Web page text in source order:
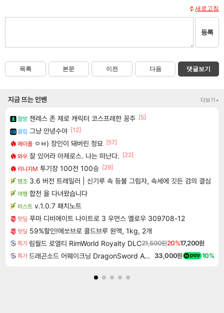
새로고침
등록
목록 본문 이전 다음 댓글보기
지금 뜨는 인벤 더보기+
짤방 젠레스 존 제로 캐릭터 코스프레한 꽁주 [5]
클립 그냥 안녕수야 [12]
메이플 ㅇㅂ) 장인이 돼버린 청묘 [57]
와우 잘 있어라 아제로스. 나는 떠난다. [22]
리니지M 투기장 100전 100승 [29]
명조 3.6 버전 트레일러 | 신기루 속 등불 그림자, 속세에 깃든 검의 결심
여행 합천 을 다녀왔습니다
비스트 v.1.0.7 패치노트
핫딜 푸마 디비에이트 나이트로 3 우먼스 옐로우 309708-12
핫딜 59%할인!에쏘브로 콜드브루 원액, 1kg, 2개
특가 림월드 로열티 RimWorld Royalty DLC21,500원20%17,200원
특가 드래곤소드 어웨이크닝 DragonSword Awakening 33,000원 10%